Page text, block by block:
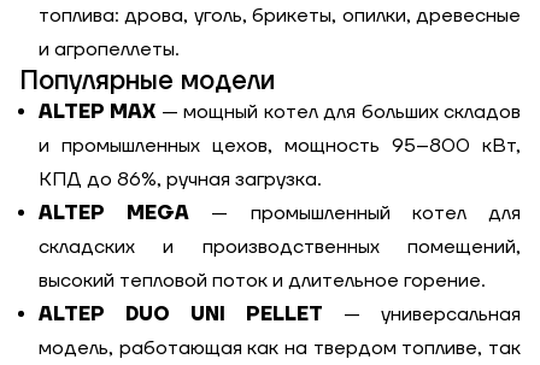
топлива: дрова, уголь, брикеты, опилки, древесные
и агропеллеты.
Популярные модели
ALTEP MAX — мощный котел для больших складов
и промышленных цехов, мощность 95–800 кВт,
КПД до 86%, ручная загрузка.
ALTEP MEGA — промышленный котел для
складских и производственных помещений,
высокий тепловой поток и длительное горение.
ALTEP DUO UNI PELLET — универсальная
модель, работающая как на твердом топливе, так